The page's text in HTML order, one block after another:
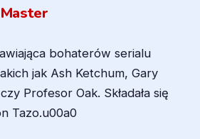
bohaterów serialu
jak Ash Ketchum, Gary
Profesor Oak. Składała się
Tazo.u00a0